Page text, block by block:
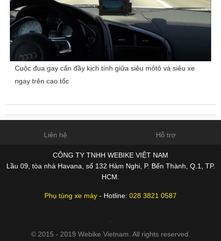
Cuộc đua gay cấn đầy kịch tính giữa siêu môtô và siêu xe
ngay trên cao tốc
Liên hệ Hỗ trợ
CÔNG TY TNHH WEBIKE VIỆT NAM
Lầu 09, tòa nhà Havana, số 132 Hàm Nghi, P. Bến Thành, Q.1, TP.
HCM.
Phụ tùng xe máy - Hotline: 028 3821 0587
© 2015 - 2019 Webike Vietnam. All rights reserved.